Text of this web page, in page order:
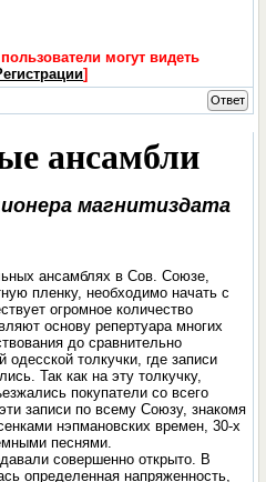
могут видеть
]
Ответ
ансамбли
магнитиздата
ансамблях в Сов. Союзе,
пленку, необходимо начать с
огромное количество
основу репертуара многих
до сравнительно
одесской толкучки, где записи
Так как на эту толкучку,
покупатели со всего
записи по всему Союзу, знакомя
нэпмановских времен, 30-х
песнями.
совершенно открыто. В
определенная напряженность,